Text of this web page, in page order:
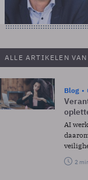
ALLE ARTIKELEN
Blog
AI
2